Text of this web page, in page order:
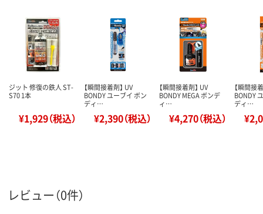
ジット 修復の鉄人 ST-
S70 1本
¥1,929（税込）
【瞬間接着剤】 UV
BONDY ユーブイ ボン
ディ…
¥2,390（税込）
【瞬間接着剤】 UV
BONDY MEGA ボンデ
ィ…
¥4,270（税込）
【瞬間接
BONDY
ディ…
レビュー（0件）